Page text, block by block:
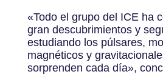
«Todo el grupo del ICE ha
gran descubrimientos y
estudiando los púlsares,
magnéticos y
sorprenden cada día»,